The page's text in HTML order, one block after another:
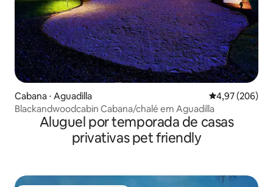
Cabana ⋅ Aguadilla 4,97 de uma
4,97 (206)
Blackandwoodcabin Cabana/chalé em Aguadilla
Aluguel por temporada de casas
privativas pet friendly